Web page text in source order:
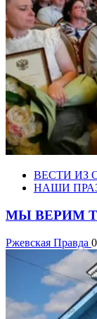
ВЕСТИ ИЗ
НАШИ
МЫ ВЕРИМ
Ржевская Правда